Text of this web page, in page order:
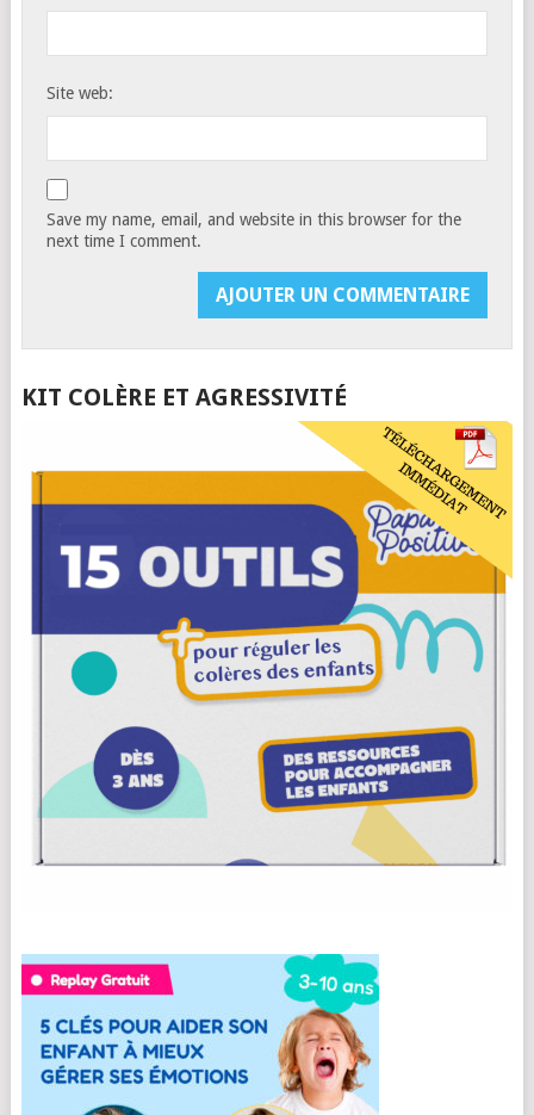
Site web:
Save my name, email, and website in this browser for the
next time I comment.
KIT COLÈRE ET AGRESSIVITÉ